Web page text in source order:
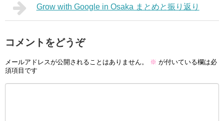
Grow with Google in Osaka まとめと振り返り
コメントをどうぞ
メールアドレスが公開されることはありません。 ※ が付いている欄は必
須項目です